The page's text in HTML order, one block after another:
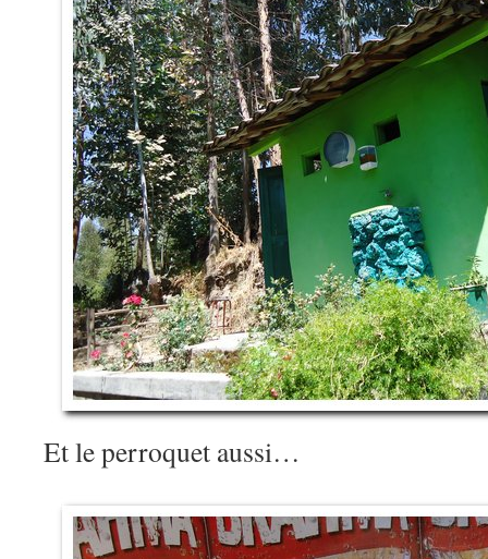
Et le perroquet aussi…